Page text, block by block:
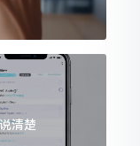
清楚